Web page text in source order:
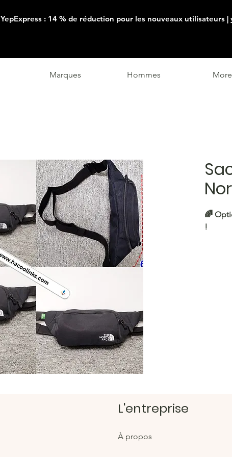
YepExpress : 14 % de réduction pour les nouveaux utilisateurs |
Marques Hommes More
🌈
!
L'entreprise
À propos